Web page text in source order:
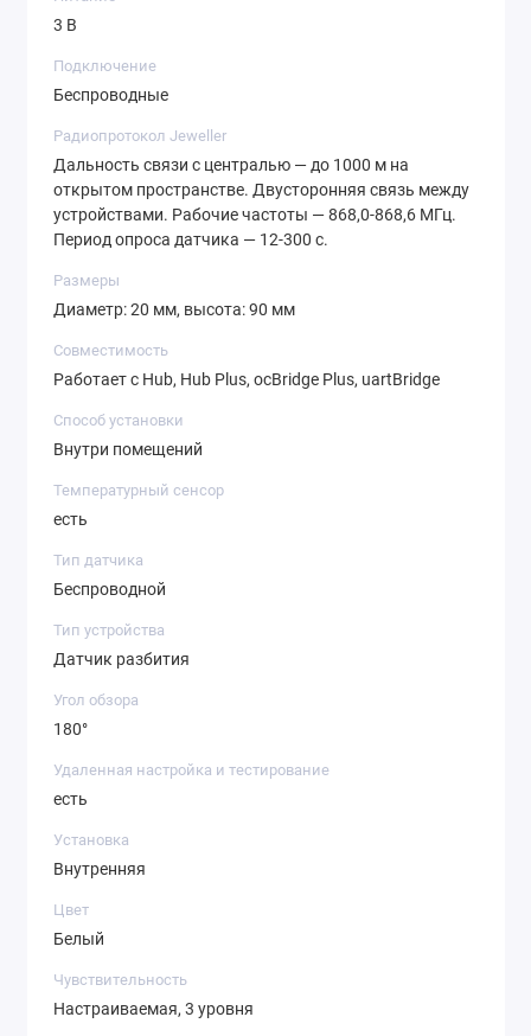
3 В
Подключение
Беспроводные
Радиопротокол Jeweller
Дальность связи с централью — до 1000 м на
открытом пространстве. Двусторонняя связь между
устройствами. Рабочие частоты — 868,0-868,6 МГц.
Период опроса датчика — 12-300 с.
Размеры
Диаметр: 20 мм, высота: 90 мм
Совместимость
Работает с Hub, Hub Plus, ocBridge Plus, uartBridge
Способ установки
Внутри помещений
Температурный сенсор
есть
Тип датчика
Беспроводной
Тип устройства
Датчик разбития
Угол обзора
180°
Удаленная настройка и тестирование
есть
Установка
Внутренняя
Цвет
Белый
Чувствительность
Настраиваемая, 3 уровня